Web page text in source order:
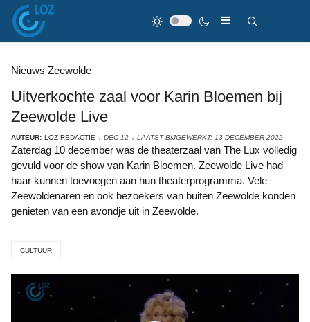
Nieuws Zeewolde
Uitverkochte zaal voor Karin Bloemen bij
Zeewolde Live
AUTEUR: LOZ REDACTIE DEC 12 LAATST BIJGEWERKT: 13 DECEMBER 2022
Zaterdag 10 december was de theaterzaal van The Lux volledig
gevuld voor de show van Karin Bloemen. Zeewolde Live had
haar kunnen toevoegen aan hun theaterprogramma. Vele
Zeewoldenaren en ook bezoekers van buiten Zeewolde konden
genieten van een avondje uit in Zeewolde.
CULTUUR